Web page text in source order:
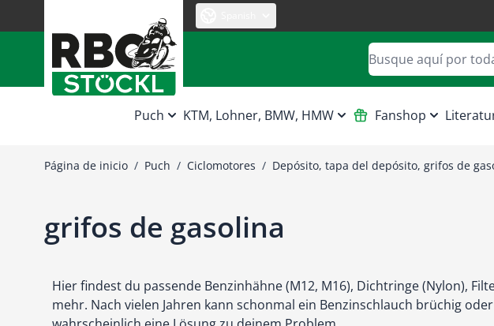
Buscar
Puch KTM, Lohner, BMW, HMW Fanshop
Página de inicio / Puch / Ciclomotores / Depósito, tapa del depósito, grifos de
grifos de gasolina
Hier findest du passende Benzinhähne (M12, M16), Dichtringe (Nylon),
mehr. Nach vielen Jahren kann schonmal ein Benzinschlauch brüchig